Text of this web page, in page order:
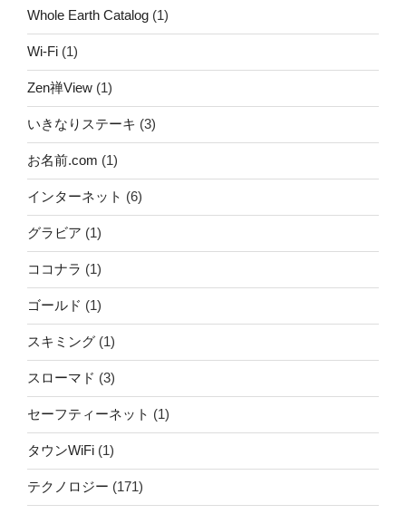
Whole Earth Catalog (1)
Wi-Fi (1)
Zen禅View (1)
いきなりステーキ (3)
お名前.com (1)
インターネット (6)
グラビア (1)
ココナラ (1)
ゴールド (1)
スキミング (1)
スローマド (3)
セーフティーネット (1)
タウンWiFi (1)
テクノロジー (171)